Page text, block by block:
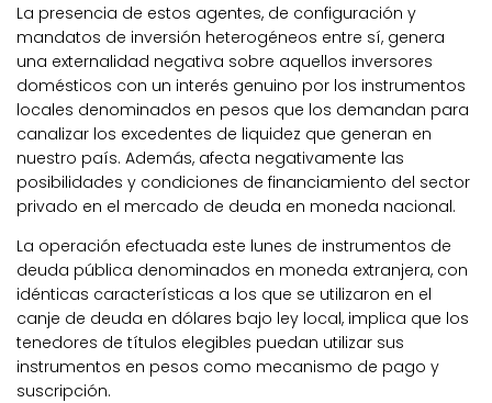
La presencia de estos agentes, de configuración y
mandatos de inversión heterogéneos entre sí, genera
una externalidad negativa sobre aquellos inversores
domésticos con un interés genuino por los instrumentos
locales denominados en pesos que los demandan para
canalizar los excedentes de liquidez que generan en
nuestro país. Además, afecta negativamente las
posibilidades y condiciones de financiamiento del sector
privado en el mercado de deuda en moneda nacional.
La operación efectuada este lunes de instrumentos de
deuda pública denominados en moneda extranjera, con
idénticas características a los que se utilizaron en el
canje de deuda en dólares bajo ley local, implica que los
tenedores de títulos elegibles puedan utilizar sus
instrumentos en pesos como mecanismo de pago y
suscripción.